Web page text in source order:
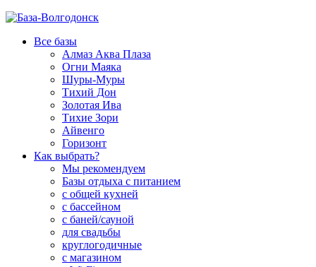
Все базы
Алмаз Аква Плаза
Огни Маяка
Шуры-Муры
Тихий Дон
Золотая Ива
Тихие Зори
Айвенго
Горизонт
Как выбрать?
Мы рекомендуем
Базы отдыха с питанием
с общей кухней
с бассейном
с баней/сауной
для свадьбы
круглогодичные
с магазином